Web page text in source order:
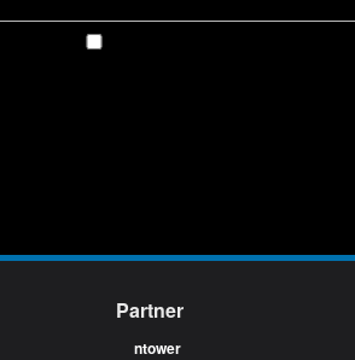
Partner
ntower